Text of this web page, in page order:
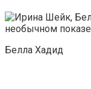
Белла Хадид